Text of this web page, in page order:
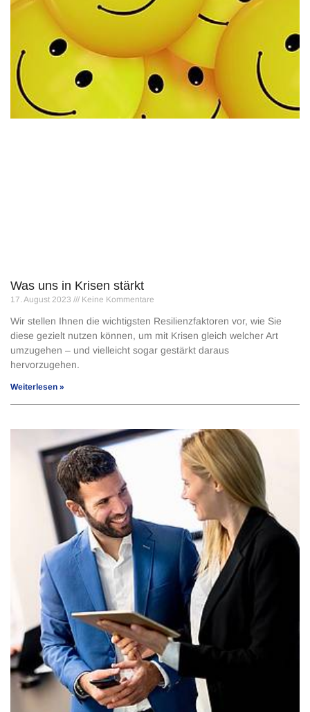
Was uns in Krisen stärkt
17. August 2023 Keine Kommentare
Wir stellen Ihnen die wichtigsten Resilienzfaktoren vor, wie Sie
diese gezielt nutzen können, um mit Krisen gleich welcher Art
umzugehen – und vielleicht sogar gestärkt daraus
hervorzugehen.
Weiterlesen »